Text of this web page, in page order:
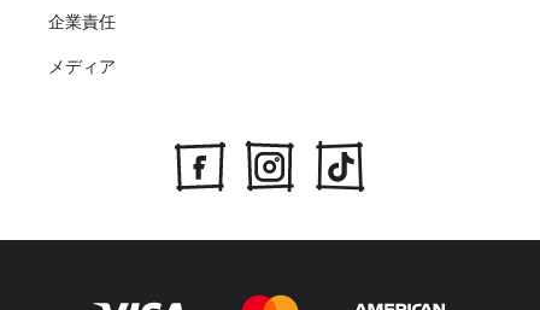
企業責任
メディア